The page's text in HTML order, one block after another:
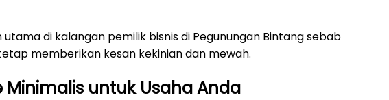
di kalangan pemilik bisnis di Pegunungan Bintang sebab
memberikan kesan kekinian dan mewah.
untuk Usaha Anda